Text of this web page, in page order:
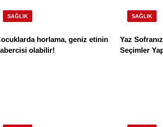
SAĞLIK
horlama, geniz etinin
olabilir!
SAĞLIK
Yaz
Seçimler